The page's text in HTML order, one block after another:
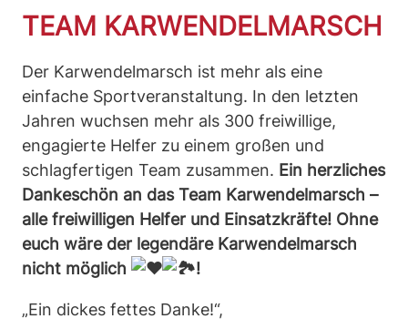
TEAM KARWENDELMARSCH
Der Karwendelmarsch ist mehr als eine
einfache Sportveranstaltung. In den letzten
Jahren wuchsen mehr als 300 freiwillige,
engagierte Helfer zu einem großen und
schlagfertigen Team zusammen. Ein herzliches
Dankeschön an das Team Karwendelmarsch –
alle freiwilligen Helfer und Einsatzkräfte! Ohne
euch wäre der legendäre Karwendelmarsch
nicht möglich
!
„Ein dickes fettes Danke!“,